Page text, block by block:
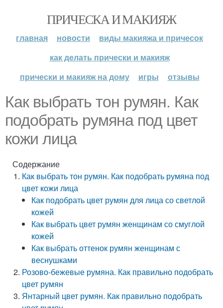
ПРИЧЕСКА И МАКИЯЖ
главная новости
виды макияжа и причесок
как делать прически и макияж
прически и макияж на дому
игры отзывы
Как выбрать тон румян. Как
подобрать румяна под цвет
кожи лица
Содержание
Как выбрать тон румян. Как подобрать румяна под
цвет кожи лица
Как подобрать цвет румян для лица со светлой
кожей
Как выбрать цвет румян женщинам со смуглой
кожей
Как выбрать оттенок румян женщинам с
веснушками
Розово-бежевые румяна. Как правильно подобрать
цвет румян
Янтарный цвет румян. Как правильно подобрать